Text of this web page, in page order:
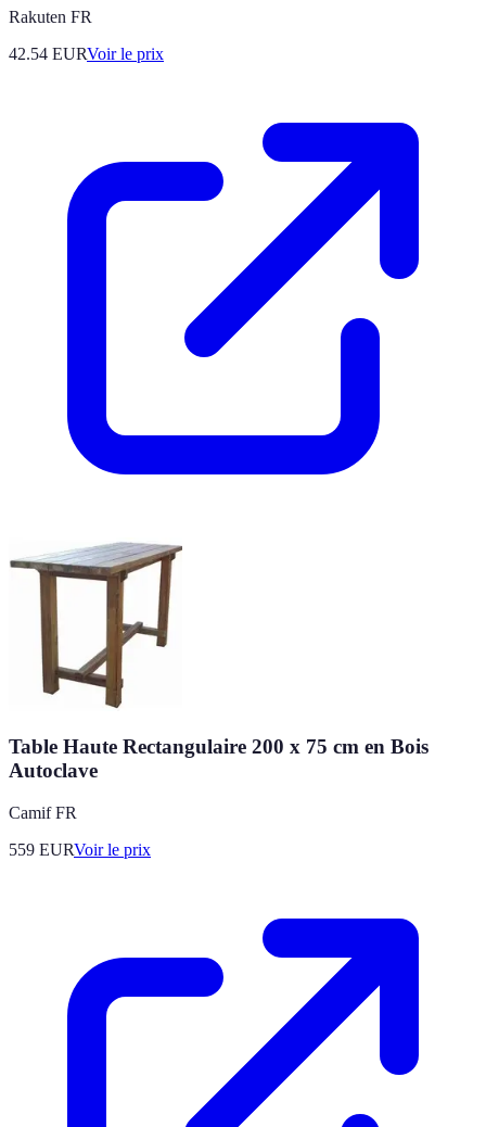
Rakuten FR
42.54 EURVoir le prix
Table Haute Rectangulaire 200 x 75 cm en Bois
Autoclave
Camif FR
559 EURVoir le prix